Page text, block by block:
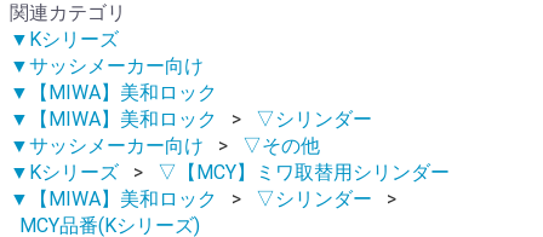
関連カテゴリ
▼Kシリーズ
▼サッシメーカー向け
▼【MIWA】美和ロック
▼【MIWA】美和ロック
▽シリンダー
▼サッシメーカー向け
▽その他
▼Kシリーズ
▽【MCY】ミワ取替用シリンダー
▼【MIWA】美和ロック
▽シリンダー
MCY品番(Kシリーズ)